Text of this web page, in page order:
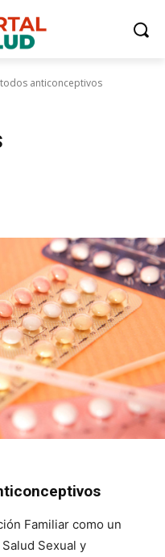
anticonceptivos
Familiar como un
Sexual y